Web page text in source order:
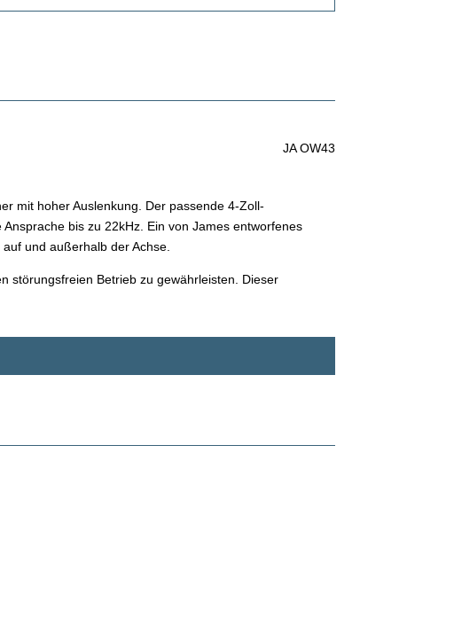
JA OW43
mit hoher Auslenkung. Der passende 4-Zoll-
bis zu 22kHz. Ein von James entworfenes
und außerhalb der Achse.
störungsfreien Betrieb zu gewährleisten. Dieser